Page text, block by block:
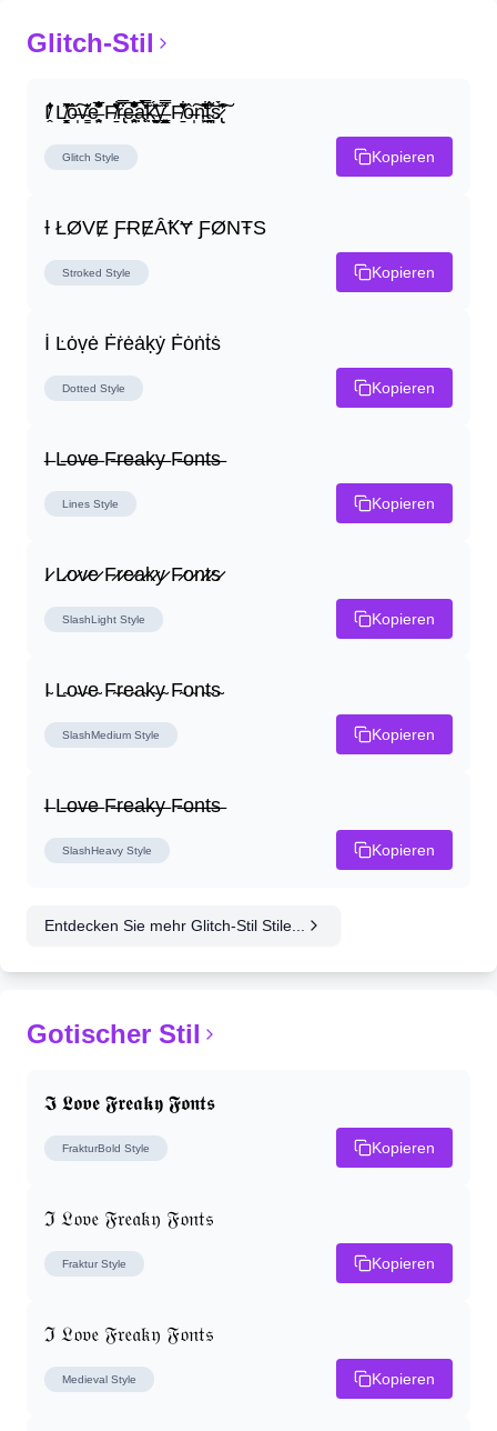
Glitch-Stil
I̸̭̍̄̂̐̒̾̔ L̸̘̳̞̋̓̏̍͐͝ô̶̩͠v̴̳̔̈͛e̶̤̹̼̥͋͆̂̅͊̽͂ F̸̱̈̌͋̍̒̽r̶̢̅͒̿͒e̶̤̹̼̥͋͆̂̅͊̽͂a̶̛̜̥̜̣̔̓̉̿̌̃̀̅k̴͈͕̮͉̫̮̣̃̽̈́̔̎y̶̬͓͍͇̰͚͑̿̓͌ F̸̱̈̌͋̍̒̽ô̶̩͠n̵̫͖͛͗̓̏̌͋̏̔̋t̴̘̪̦͌́̍͝s̷̢̛̀̃̆́̽͘͠
Glitch Style Kopieren
Ɨ ŁØVɆ ƑɌɆȂꝀɎ ƑØNŦS
Stroked Style Kopieren
İ Ŀȯṿė Ḟṙėȧḳẏ Ḟȯṅṫṡ
Dotted Style Kopieren
I̶ L̶o̶v̶e̶ F̶r̶e̶a̶k̶y̶ F̶o̶n̶t̶s̶
Lines Style Kopieren
I̷ L̷o̷v̷e̷ F̷r̷e̷a̷k̷y̷ F̷o̷n̷t̷s̷
SlashLight Style Kopieren
I̴ L̴o̴v̴e̴ F̴r̴e̴a̴k̴y̴ F̴o̴n̴t̴s̴
SlashMedium Style Kopieren
I̶ L̶o̶v̶e̶ F̶r̶e̶a̶k̶y̶ F̶o̶n̶t̶s̶
SlashHeavy Style Kopieren
Entdecken Sie mehr Glitch-Stil Stile...
Gotischer Stil
𝕴 𝕷𝖔𝖛𝖊 𝕱𝖗𝖊𝖆𝖐𝖞 𝕱𝖔𝖓𝖙𝖘
FrakturBold Style Kopieren
ℑ 𝔏𝔬𝔳𝔢 𝔉𝔯𝔢𝔞𝔨𝔶 𝔉𝔬𝔫𝔱𝔰
Fraktur Style Kopieren
ℑ 𝔏𝔬𝔳𝔢 𝔉𝔯𝔢𝔞𝔨𝔶 𝔉𝔬𝔫𝔱𝔰
Medieval Style Kopieren